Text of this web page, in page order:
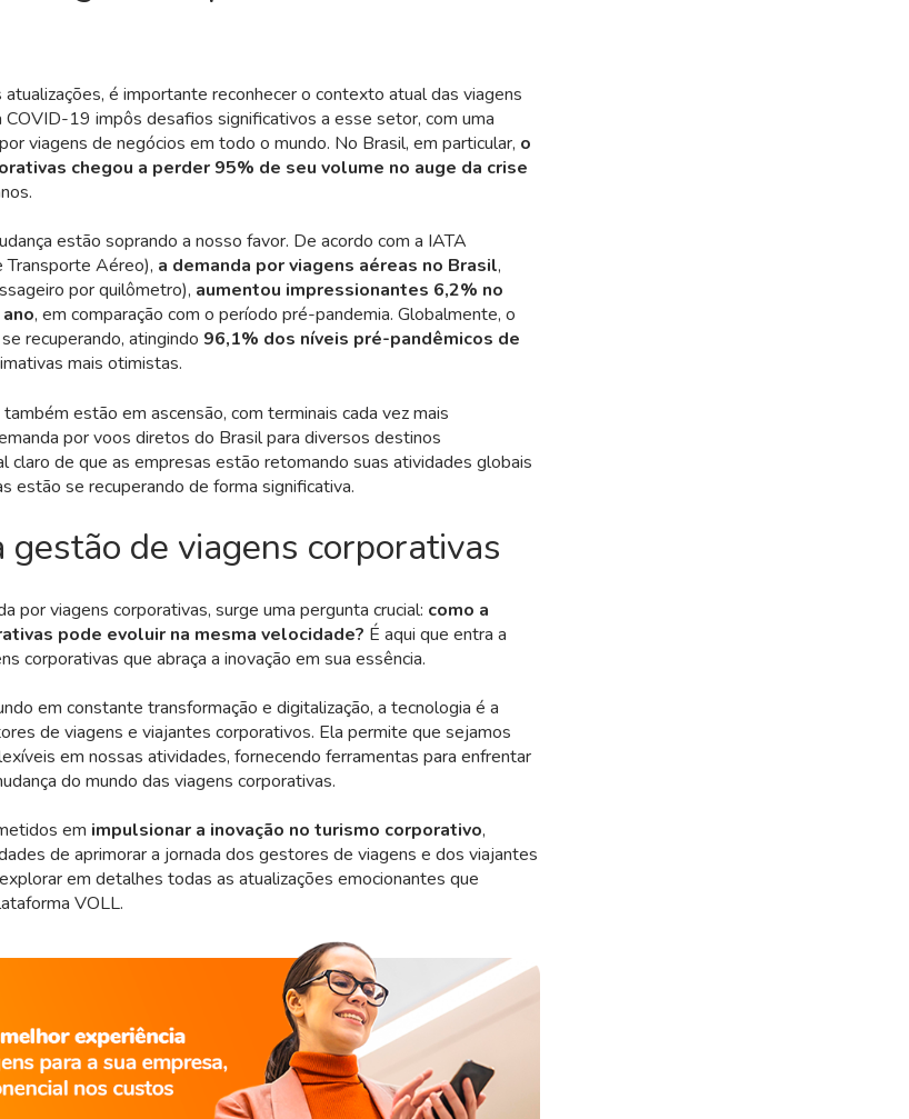
é importante reconhecer o contexto atual das viagens
COVID-19 impôs desafios significativos a esse setor, com uma
viagens de negócios em todo o mundo. No Brasil, em particular, o
chegou a perder 95% de seu volume no auge da crise
estão soprando a nosso favor. De acordo com a IATA
Transporte Aéreo), a demanda por viagens aéreas no Brasil,
por quilômetro), aumentou impressionantes 6,2% no
, em comparação com o período pré-pandemia. Globalmente, o
recuperando, atingindo 96,1% dos níveis pré-pandêmicos de
mais otimistas.
também estão em ascensão, com terminais cada vez mais
por voos diretos do Brasil para diversos destinos
claro de que as empresas estão retomando suas atividades globais
estão se recuperando de forma significativa.
gestão de viagens corporativas
por viagens corporativas, surge uma pergunta crucial: como a
pode evoluir na mesma velocidade? É aqui que entra a
corporativas que abraça a inovação em sua essência.
em constante transformação e digitalização, a tecnologia é a
de viagens e viajantes corporativos. Ela permite que sejamos
em nossas atividades, fornecendo ferramentas para enfrentar
do mundo das viagens corporativas.
em impulsionar a inovação no turismo corporativo,
de aprimorar a jornada dos gestores de viagens e dos viajantes
em detalhes todas as atualizações emocionantes que
VOLL.